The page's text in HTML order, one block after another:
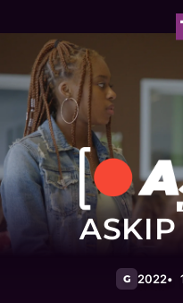
ASKIP
G 2022